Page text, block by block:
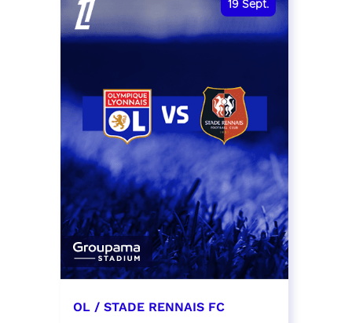
RÉSERVER
19 Sept.
OL / STADE RENNAIS FC